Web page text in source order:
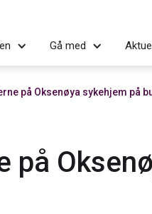
Gå med
på Oksenøya sykehjem på
på